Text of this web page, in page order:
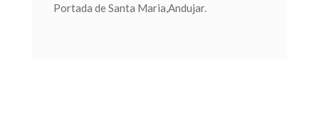
Portada de Santa Maria,Andujar.